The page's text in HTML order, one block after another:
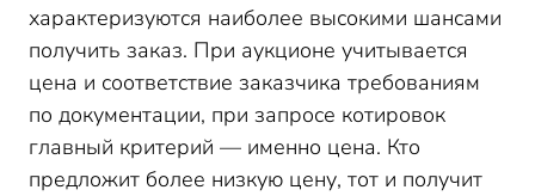
характеризуются наиболее высокими шансами
получить заказ. При аукционе учитывается
цена и соответствие заказчика требованиям
по документации, при запросе котировок
главный критерий — именно цена. Кто
предложит более низкую цену, тот и получит